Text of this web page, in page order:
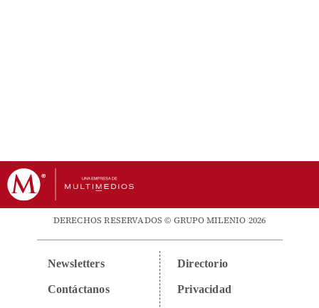
DERECHOS RESERVADOS © GRUPO MILENIO 2026
Newsletters
Contáctanos
Directorio
Privacidad